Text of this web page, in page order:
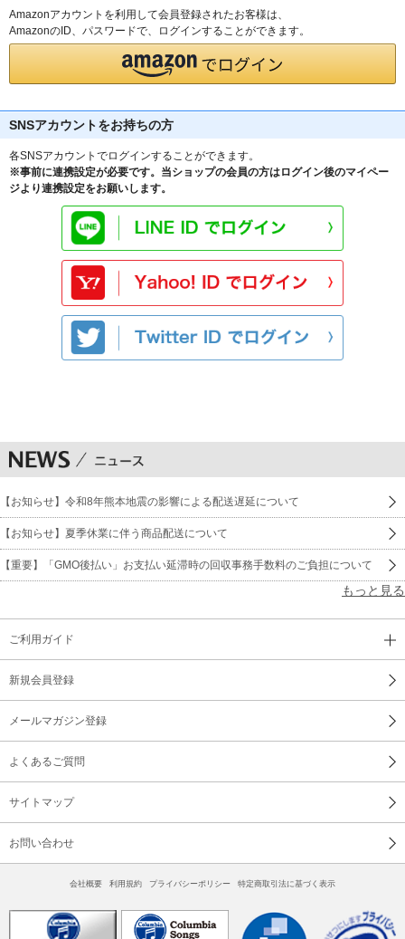
Amazonアカウントを利用して会員登録されたお客様は、
AmazonのID、パスワードで、ログインすることができます。
SNSアカウントをお持ちの方
各SNSアカウントでログインすることができます。
※事前に連携設定が必要です。当ショップの会員の方はログイン後のマイペー
ジより連携設定をお願いします。
【お知らせ】令和8年熊本地震の影響による配送遅延について
【お知らせ】夏季休業に伴う商品配送について
【重要】「GMO後払い」お支払い延滞時の回収事務手数料のご負担について
もっと見る
ご利用ガイド
新規会員登録
メールマガジン登録
よくあるご質問
サイトマップ
お問い合わせ
会社概要 利用規約 プライバシーポリシー 特定商取引法に基づく表示